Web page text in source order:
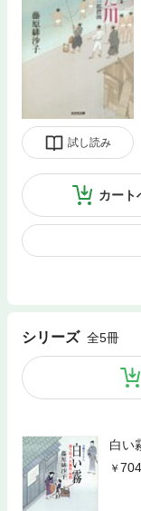
試し読み
カート
シリーズ 全5冊
白い
704